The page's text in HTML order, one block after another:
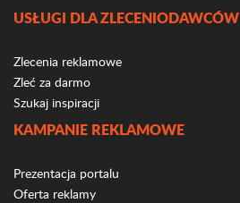
USŁUGI DLA ZLECENIODAWCÓW
Zlecenia reklamowe
Zleć za darmo
Szukaj inspiracji
KAMPANIE REKLAMOWE
Prezentacja portalu
Oferta reklamy